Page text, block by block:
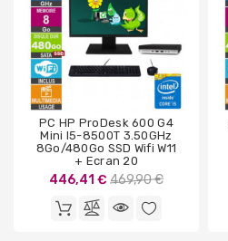
PC HP ProDesk 600 G4
Mini I5-8500T 3.50GHz
8Go/480Go SSD Wifi W11
+ Ecran 20
446,41 € Prix
base
469,90 €